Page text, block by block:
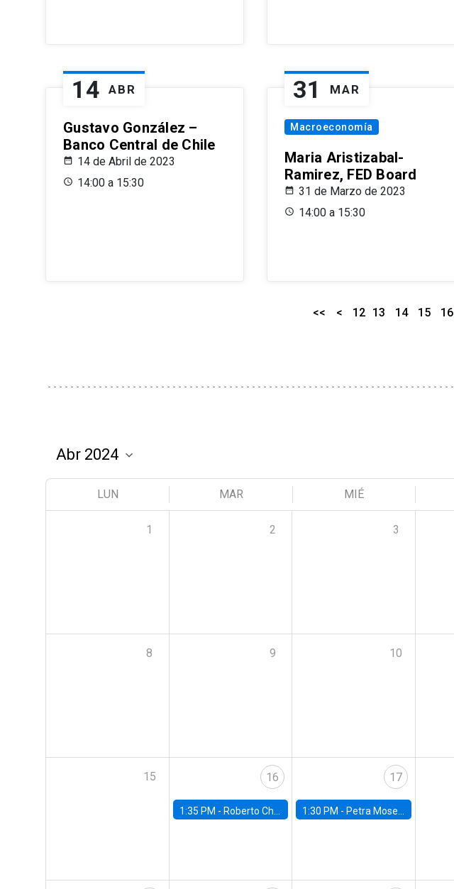
14 ABR
Gustavo González –
Banco Central de Chile
14 de Abril de 2023
14:00 a 15:30
31 MAR
Macroeconomía
Maria Aristizabal-
Ramirez, FED Board
31 de Marzo de 2023
14:00 a 15:30
<< < 12 13 14 15 16
LUN MAR MIÉ
1 2 3
8 9 10
15 16
1:35 PM - Roberto Chang, Rutgers University
17
1:30 PM - Petra Moser, NYU Stern